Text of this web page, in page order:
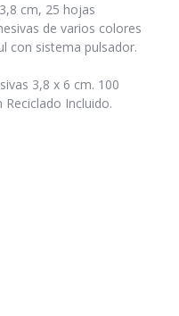
cm, 25 hojas
de varios colores
con sistema pulsador.
3,8 x 6 cm. 100
Incluido.